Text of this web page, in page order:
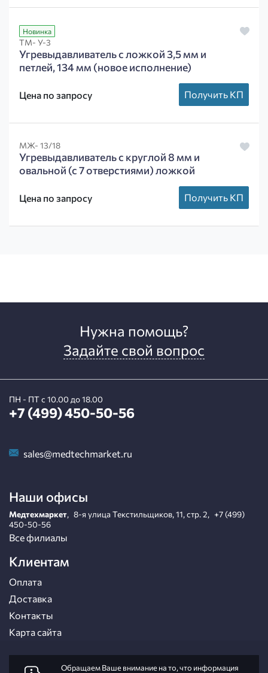
Новинка
ТМ- У-3
Угревыдавливатель с ложкой 3,5 мм и
петлей, 134 мм (новое исполнение)
Цена по запросу Получить КП
МЖ- 13/18
Угревыдавливатель с круглой 8 мм и
овальной (с 7 отверстиями) ложкой
Цена по запросу Получить КП
Нужна помощь?
Задайте свой вопрос
ПН - ПТ с 10.00 до 18.00
+7 (499) 450-50-56
sales@medtechmarket.ru
Наши офисы
Медтехмаркет, 8-я улица Текстильщиков, 11, стр. 2, +7 (499)
450-50-56
Все филиалы
Клиентам
Оплата
Доставка
Контакты
Карта сайта
Обращаем Ваше внимание на то, что информация